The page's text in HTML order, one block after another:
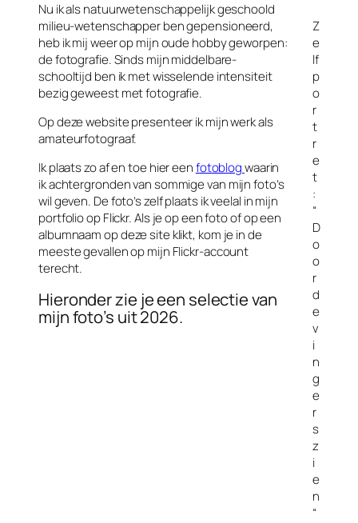
Z
e
lf
p
o
r
t
r
e
t
:
“
D
o
o
r
d
e
v
i
n
g
e
r
s
z
i
e
n
“
Nu ik als natuurwetenschappelijk geschoold
milieu-wetenschapper ben gepensioneerd,
heb ik mij weer op mijn oude hobby geworpen:
de fotografie. Sinds mijn middelbare-
schooltijd ben ik met wisselende intensiteit
bezig geweest met fotografie.
Op deze website presenteer ik mijn werk als
amateurfotograaf.
Ik plaats zo af en toe hier eenfotoblogwaarin
ik achtergronden van sommige van mijn foto’s
wil geven. De foto’s zelf plaats ik veelal in mijn
portfolio op Flickr. Als je op een foto of op een
albumnaam op deze site klikt, kom je in de
meeste gevallen op mijn Flickr-account
terecht.
Hieronder zie je een selectie van
mijn foto’s uit 2026.